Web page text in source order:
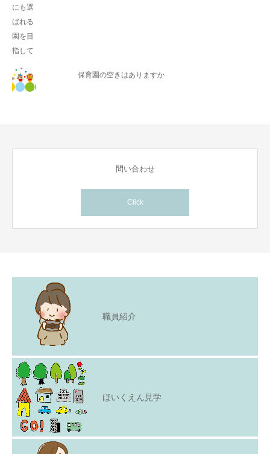
保育園の空きはありますか
問い合わせ
Click
職員紹介
ほいくえん見学